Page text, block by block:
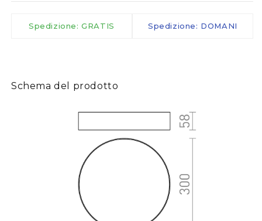
Spedizione: GRATIS Spedizione: DOMANI
Schema del prodotto